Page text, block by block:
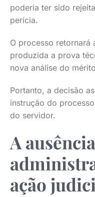
poderia ter sido
perícia.
O processo retornará
produzida a prova
nova análise do
Portanto, a decisão
instrução do
do servidor.
A
ação